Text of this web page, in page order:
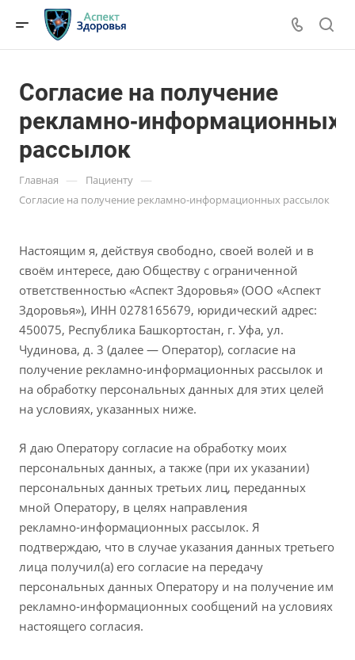
Согласие на получение
рекламно‑информационных
рассылок
Главная — Пациенту —
Согласие на получение рекламно‑информационных рассылок
Настоящим я, действуя свободно, своей волей и в
своём интересе, даю Обществу с ограниченной
ответственностью «Аспект Здоровья» (ООО «Аспект
Здоровья»), ИНН 0278165679, юридический адрес:
450075, Республика Башкортостан, г. Уфа, ул.
Чудинова, д. 3 (далее — Оператор), согласие на
получение рекламно‑информационных рассылок и
на обработку персональных данных для этих целей
на условиях, указанных ниже.
Я даю Оператору согласие на обработку моих
персональных данных, а также (при их указании)
персональных данных третьих лиц, переданных
мной Оператору, в целях направления
рекламно‑информационных рассылок. Я
подтверждаю, что в случае указания данных третьего
лица получил(а) его согласие на передачу
персональных данных Оператору и на получение им
рекламно‑информационных сообщений на условиях
настоящего согласия.